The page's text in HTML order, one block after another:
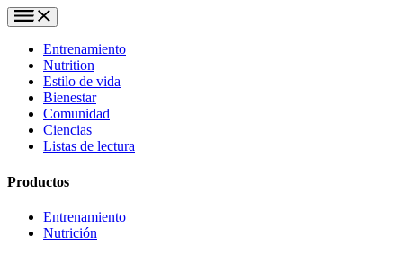
Entrenamiento
Nutrition
Estilo de vida
Bienestar
Comunidad
Ciencias
Listas de lectura
Productos
Entrenamiento
Nutrición